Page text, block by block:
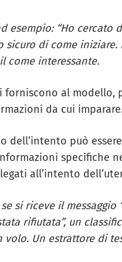
esempio: “Ho
sicuro di come iniziare.
come interessante.
forniscono al
da cui
dell’intento può
specifiche
all’intento
si riceve il
rifiutata”, un
Un estrattore di